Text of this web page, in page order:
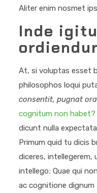
Aliter enim nosmet
Inde
At, si voluptas esset
philosophos loqui
consentit, pugnat
cognitum non habet?
dicunt nulla
Primum quid tu dicis
diceres,
intellego; Quae qui
ac cognitione dignum